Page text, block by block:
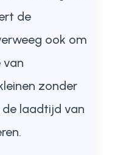
de
ook om
zonder
de laadtijd van